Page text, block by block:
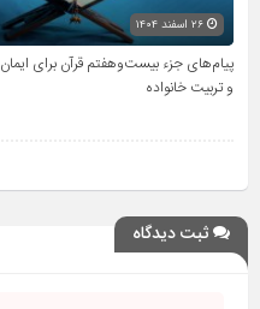
۲۶ اسفند ۱۴۰۴
پیام‌های جزء بیست‌وهفتم قرآن برای ایمان
و تربیت خانواده
ثبت دیدگاه